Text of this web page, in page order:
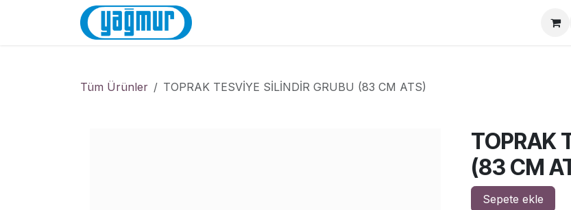
Tüm Ürünler TOPRAK TESVİYE SİLİNDİR GRUBU (83 CM ATS)
TOPRAK
(83 CM
Sepete ekle